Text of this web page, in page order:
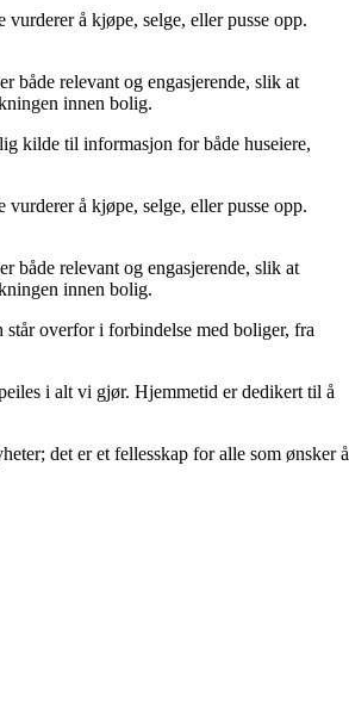
å kjøpe, selge, eller pusse opp.
både relevant og engasjerende, slik at
innen bolig.
kilde til informasjon for både huseiere,
å kjøpe, selge, eller pusse opp.
både relevant og engasjerende, slik at
innen bolig.
overfor i forbindelse med boliger, fra
i alt vi gjør. Hjemmetid er dedikert til å
det er et fellesskap for alle som ønsker å